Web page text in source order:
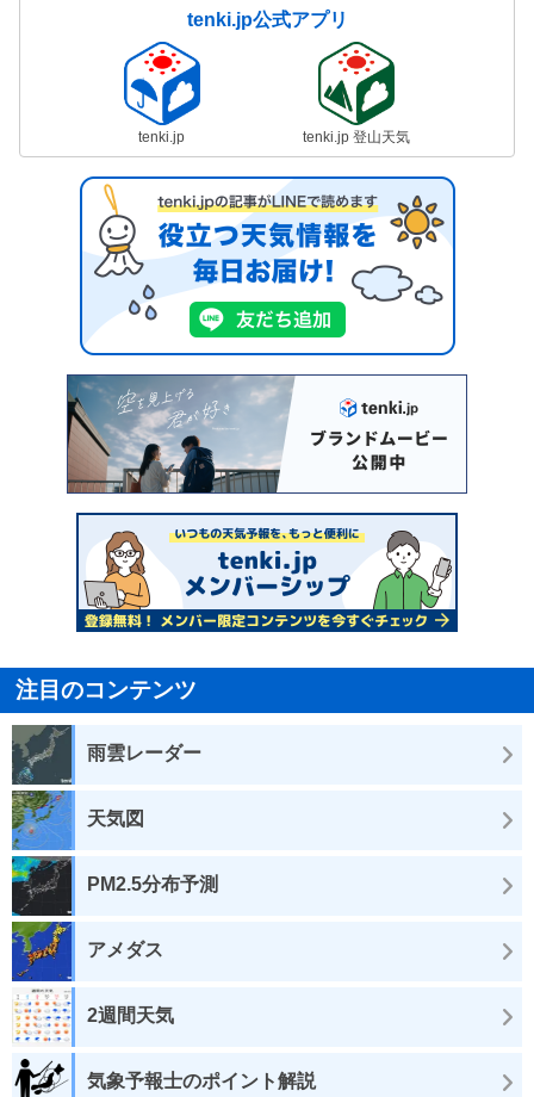
tenki.jp公式アプリ
tenki.jp tenki.jp 登山天気
注目のコンテンツ
雨雲レーダー
天気図
PM2.5分布予測
アメダス
2週間天気
気象予報士のポイント解説